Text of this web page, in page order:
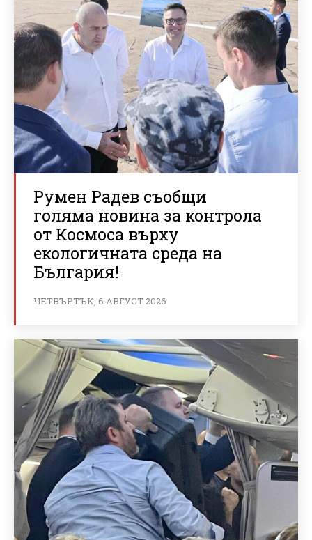
Румен Радев съобщи
голяма новина за контрола
от Космоса върху
екологичната среда на
България!
ЧЕТВЪРТЪК, 6 АВГУСТ 2026